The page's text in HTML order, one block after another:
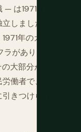
は1971年に発見
しました。その
年のカタール
がありませんで
大部分が南アジ
働者で、カター
きつけられてい